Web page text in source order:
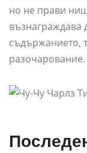
но не прави
възнаграждава
съдържанието,
разочарование.